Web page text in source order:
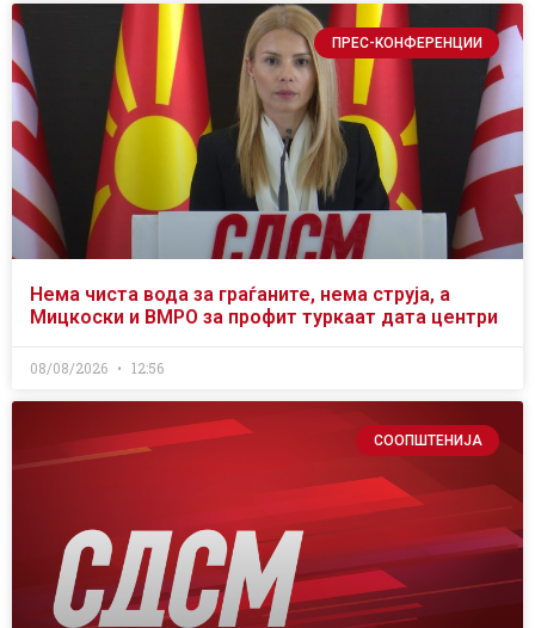
ПРЕС-КОНФЕРЕНЦИИ
Нема чиста вода за граѓаните, нема струја, а
Мицкоски и ВМРО за профит туркаат дата центри
08/08/2026 12:56
СООПШТЕНИЈА